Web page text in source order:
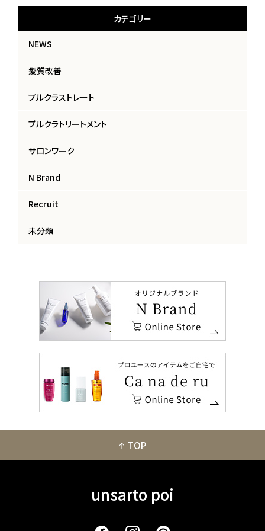
カテゴリー
NEWS
髪質改善
プルクラストレート
プルクラトリートメント
サロンワーク
N Brand
Recruit
未分類
TOP
unsarto poi